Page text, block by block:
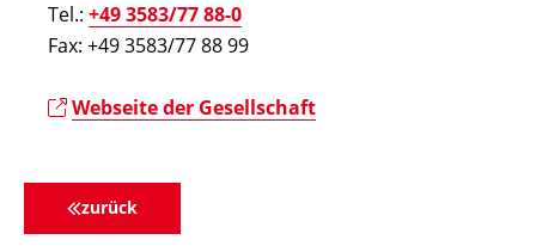
Tel.: +49 3583/77 88-0
Fax: +49 3583/77 88 99
Webseite der Gesellschaft
zurück